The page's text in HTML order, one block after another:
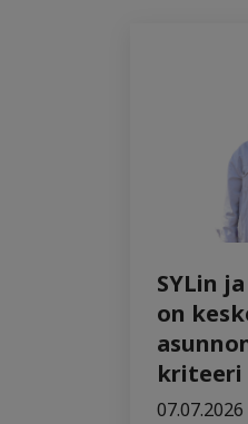
SYLin
on
kriteeri
07.07.2026